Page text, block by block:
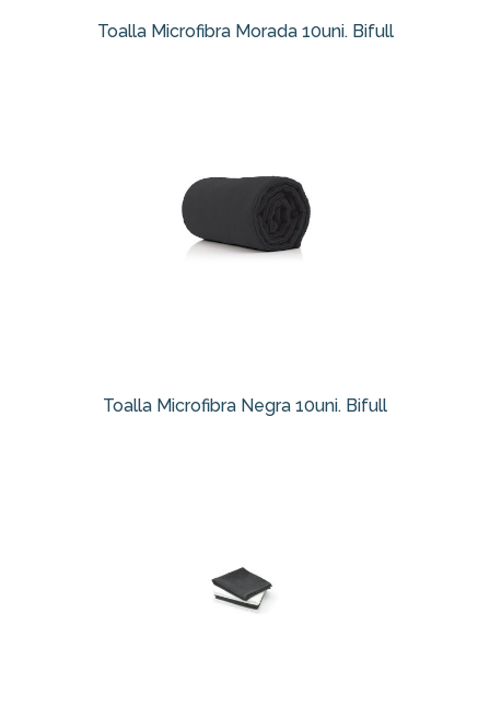
Toalla Microfibra Morada 10uni. Bifull
Toalla Microfibra Negra 10uni. Bifull